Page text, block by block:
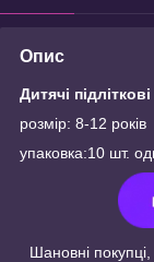
Опис
Дитячі
розмір: 8-12 років
упаковка:10 шт.
Шановні